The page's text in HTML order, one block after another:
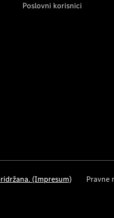
Poslovni korisnici
(Impresum) Pravne